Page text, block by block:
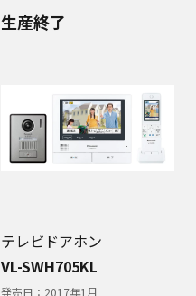
生産終了
テレビドアホン
VL-SWH705KL
発売日： 2017年1月